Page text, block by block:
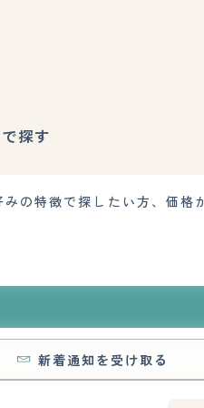
探す
の特徴で探したい方、価格
新着通知を受け取る